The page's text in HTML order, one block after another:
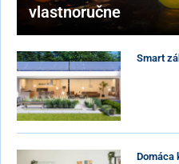
vlastnoručne
Smart
Domáca